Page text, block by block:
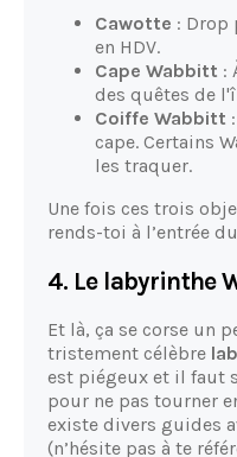
Cawotte : Drop
en HDV.
Cape Wabbitt :
des quêtes de
Coiffe Wabbitt
cape. Certains
les traquer.
Une fois ces trois
rends-toi à l’entrée du
4. Le labyrinthe
Et là, ça se corse un
tristement célèbre
est piégeux et il faut
pour ne pas tourner
existe divers guides
(n’hésite pas à te